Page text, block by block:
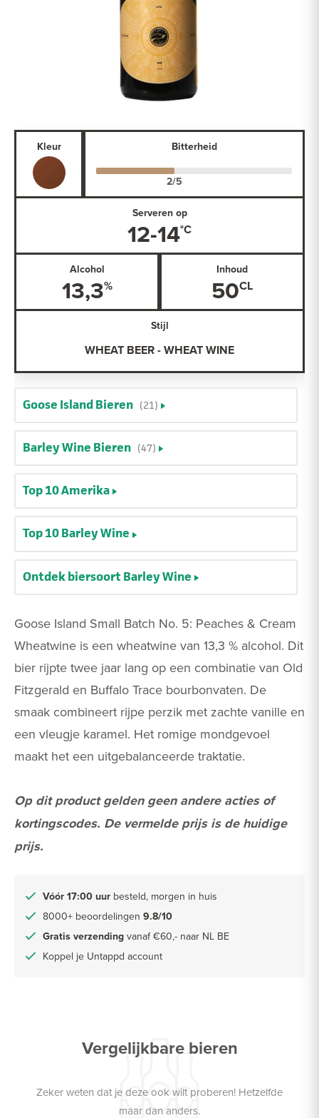
Goose Island Small Batch No. 5: Peaches & Cream
Wheatwine is een wheatwine van 13,3 % alcohol. Dit
bier rijpte twee jaar lang op een combinatie van Old
Fitzgerald en Buffalo Trace bourbonvaten. De
smaak combineert rijpe perzik met zachte vanille en
een vleugje karamel. Het romige mondgevoel
maakt het een uitgebalanceerde traktatie.
Op dit product gelden geen andere acties of
kortingscodes. De vermelde prijs is de huidige
prijs.
Vóór 17:00 uur besteld, morgen in huis
8000+ beoordelingen 9.8/10
Gratis verzending vanaf €60,- naar NL BE
Koppel je Untappd account
Kleur Bitterheid
Serveren op
12-14
Alcohol
13,3
Inhoud
50
Stijl
WHEAT BEER - WHEAT WINE
Goose Island Bieren (21)
Barley Wine Bieren (47)
Top 10 Amerika
Top 10 Barley Wine
Ontdek biersoort Barley Wine
Vergelijkbare bieren
Zeker weten dat je deze ook wilt proberen! Hetzelfde
maar dan anders.